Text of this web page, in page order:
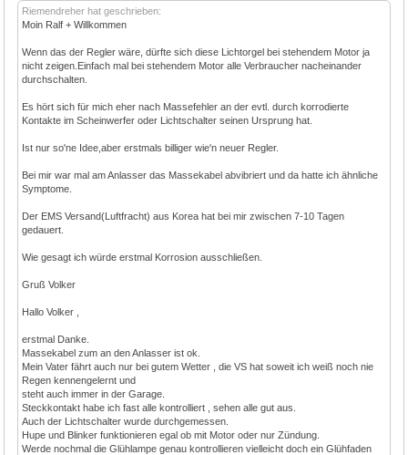
Riemendreher hat geschrieben:
Moin Ralf + Willkommen
Wenn das der Regler wäre, dürfte sich diese Lichtorgel bei stehendem Motor ja
nicht zeigen.Einfach mal bei stehendem Motor alle Verbraucher nacheinander
durchschalten.
Es hört sich für mich eher nach Massefehler an der evtl. durch korrodierte
Kontakte im Scheinwerfer oder Lichtschalter seinen Ursprung hat.
Ist nur so'ne Idee,aber erstmals billiger wie'n neuer Regler.
Bei mir war mal am Anlasser das Massekabel abvibriert und da hatte ich ähnliche
Symptome.
Der EMS Versand(Luftfracht) aus Korea hat bei mir zwischen 7-10 Tagen
gedauert.
Wie gesagt ich würde erstmal Korrosion ausschließen.
Gruß Volker
Hallo Volker ,
erstmal Danke.
Massekabel zum an den Anlasser ist ok.
Mein Vater fährt auch nur bei gutem Wetter , die VS hat soweit ich weiß noch nie
Regen kennengelernt und
steht auch immer in der Garage.
Steckkontakt habe ich fast alle kontrolliert , sehen alle gut aus.
Auch der Lichtschalter wurde durchgemessen.
Hupe und Blinker funktionieren egal ob mit Motor oder nur Zündung.
Werde nochmal die Glühlampe genau kontrollieren vielleicht doch ein Glühfaden